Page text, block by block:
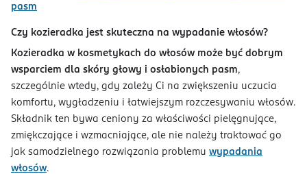
pasm
Czy kozieradka jest skuteczna na wypadanie włosów?
Kozieradka w kosmetykach do włosów może być dobrym
wsparciem dla skóry głowy i osłabionych pasm,
szczególnie wtedy, gdy zależy Ci na zwiększeniu uczucia
komfortu, wygładzeniu i łatwiejszym rozczesywaniu włosów.
Składnik ten bywa ceniony za właściwości pielęgnujące,
zmiękczające i wzmacniające, ale nie należy traktować go
jak samodzielnego rozwiązania problemu wypadania
włosów.